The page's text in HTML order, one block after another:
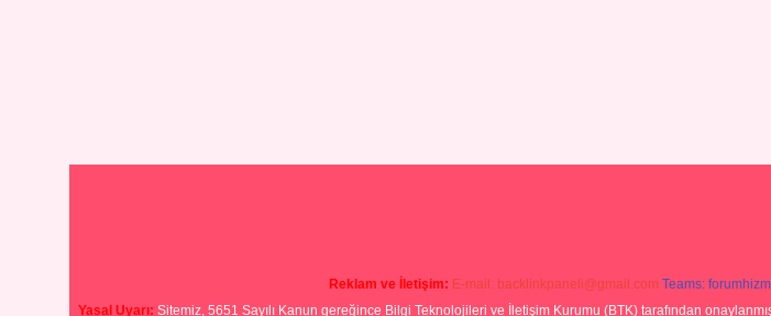
Reklam ve İletişim: E-mail: backlinkpaneli@gmail.com Teams:
Yasal Uyarı: Sitemiz, 5651 Sayılı Kanun gereğince Bilgi Teknolojileri ve İletişim Kurumu (BTK) tarafından